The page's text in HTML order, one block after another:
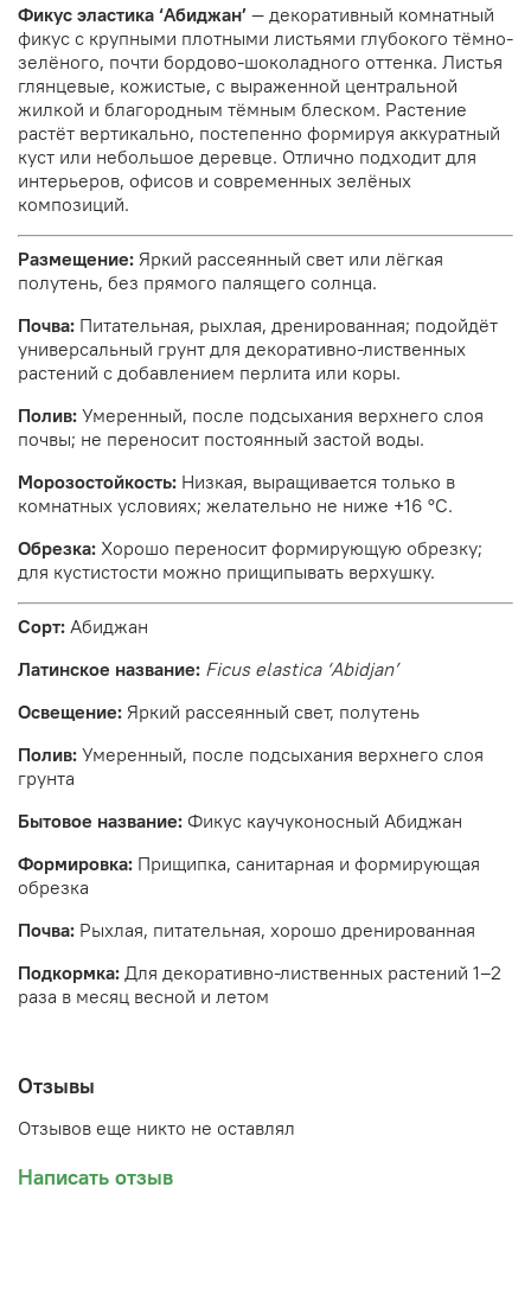
Фикус эластика ‘Абиджан’ — декоративный комнатный
фикус с крупными плотными листьями глубокого тёмно-
зелёного, почти бордово-шоколадного оттенка. Листья
глянцевые, кожистые, с выраженной центральной
жилкой и благородным тёмным блеском. Растение
растёт вертикально, постепенно формируя аккуратный
куст или небольшое деревце. Отлично подходит для
интерьеров, офисов и современных зелёных
композиций.
Размещение: Яркий рассеянный свет или лёгкая
полутень, без прямого палящего солнца.
Почва: Питательная, рыхлая, дренированная; подойдёт
универсальный грунт для декоративно-лиственных
растений с добавлением перлита или коры.
Полив: Умеренный, после подсыхания верхнего слоя
почвы; не переносит постоянный застой воды.
Морозостойкость: Низкая, выращивается только в
комнатных условиях; желательно не ниже +16 °C.
Обрезка: Хорошо переносит формирующую обрезку;
для кустистости можно прищипывать верхушку.
Сорт: Абиджан
Латинское название: Ficus elastica ‘Abidjan’
Освещение: Яркий рассеянный свет, полутень
Полив: Умеренный, после подсыхания верхнего слоя
грунта
Бытовое название: Фикус каучуконосный Абиджан
Формировка: Прищипка, санитарная и формирующая
обрезка
Почва: Рыхлая, питательная, хорошо дренированная
Подкормка: Для декоративно-лиственных растений 1–2
раза в месяц весной и летом
Отзывы
Отзывов еще никто не оставлял
Написать отзыв